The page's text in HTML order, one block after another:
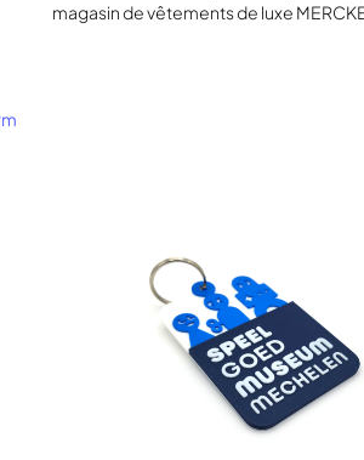
magasin de vêtements de luxe